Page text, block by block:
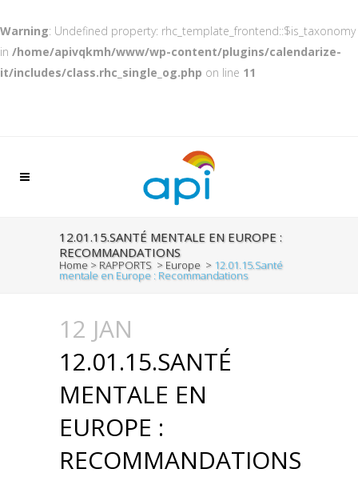
Warning: Undefined property: rhc_template_frontend::$is_taxonomy
in /home/apivqkmh/www/wp-content/plugins/calendarize-
it/includes/class.rhc_single_og.php on line 11
12.01.15.SANTÉ MENTALE EN EUROPE :
RECOMMANDATIONS
Home > RAPPORTS > Europe > 12.01.15.Santé
mentale en Europe : Recommandations
12 JAN
12.01.15.SANTÉ
MENTALE EN
EUROPE :
RECOMMANDATIONS